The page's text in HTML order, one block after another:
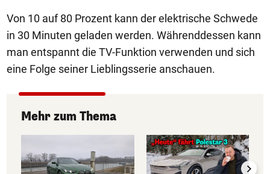
Von 10 auf 80 Prozent kann der elektrische Schwede
in 30 Minuten geladen werden. Währenddessen kann
man entspannt die TV-Funktion verwenden und sich
eine Folge seiner Lieblingsserie anschauen.
Mehr zum Thema